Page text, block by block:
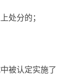
处分的；
被认定实施了